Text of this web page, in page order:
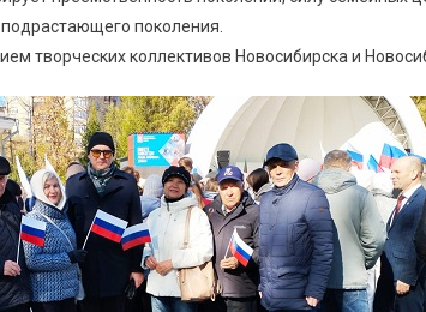
поколения.
творческих коллективов Новосибирска и